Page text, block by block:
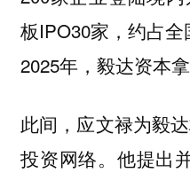
板IPO30家，约占
2025年，毅达资本拿
此间，应文禄为毅
投资网络。他提出